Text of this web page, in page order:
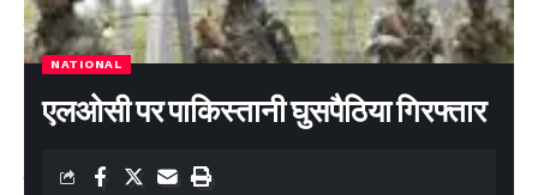
न्यूयॉर्क में बोले PM मोदी… appeared first on .
You Might Also Like
चार राज्यों में छापेमारी
NATIONAL
एलओसी पर पाकिस्तानी घुसपैठिया गिरफ्तार